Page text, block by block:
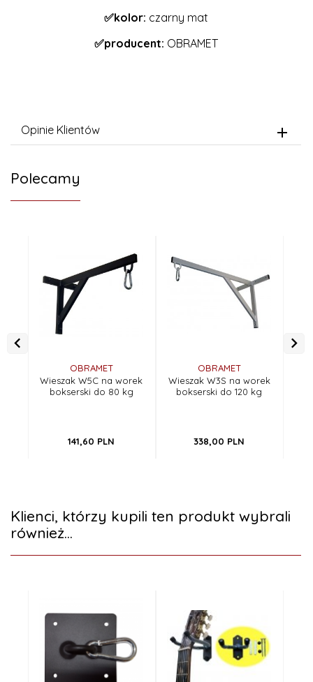
✅kolor: czarny mat
✅producent: OBRAMET
Opinie Klientów
Polecamy
OBRAMET
Wieszak W5C na worek
bokserski do 80 kg
141,60 PLN
OBRAMET
Wieszak W3S na worek
bokserski do 120 kg
338,00 PLN
Klienci, którzy kupili ten produkt wybrali
również...